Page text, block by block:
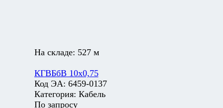
На складе: 527 м
КГВБбВ 10х0,75
Код ЭА: 6459-0137
Категория: Кабель
По запросу